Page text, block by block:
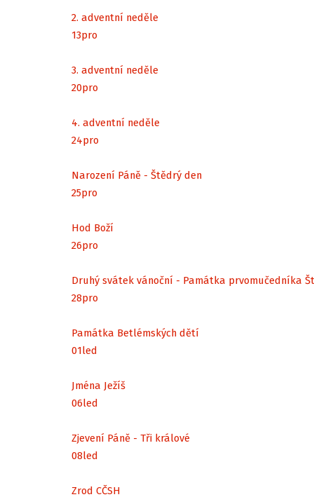
2. adventní neděle
13pro
3. adventní neděle
20pro
4. adventní neděle
24pro
Narození Páně - Štědrý den
25pro
Hod Boží
26pro
Druhý svátek vánoční - Památka prvomučedníka
28pro
Památka Betlémských dětí
01led
Jména Ježíš
06led
Zjevení Páně - Tři králové
08led
Zrod CČSH